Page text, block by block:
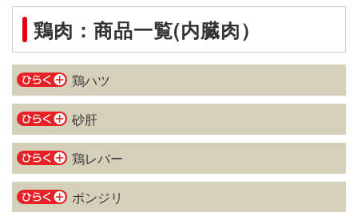
手羽先は、人間でいう、指の部分に該当します。ゼラチン
質と脂肪に富んでいるのが特徴です。
そのため、唐揚げや煮込み、出汁などに適しています。
「てばさき唐揚げ」は名古屋の名物料理の一つになってい
ます。また、中に詰め物をした「てばさき餃子」や「手羽
先めんたい」などもあります。
串焼、網焼きなどで人気
鶏の皮です。脂肪の量が多く、エネルギーはささみの約5
倍です。
黄色の脂肪を除き、さっと茹でて冷水にとり、余分な油や
においを洗い流してから調理します。
唐揚げや網焼き、串焼に最適です。
タンパク質の多いささみ肉
ささみとは、胸肉に近接した部位です。形が似ている「笹
の葉(ささのは）」から名前がつきました。
脂肪は少なく、タンパク質を多く含んでいます。
肉質が柔らかいため、さっとゆでて、酒蒸しやサラダ、あ
え物などに合います。
どんな味にもなじむ鶏胸肉
むね肉とは、胸部の肉のことです。柔らかい肉質で、低脂
肪なのであっさりとした味わいが特徴です。
タンパク質も豊富。どんな味にもなじみやすいので、唐揚
げ、焼き鳥、蒸し物、煮物など、様々な料理に使えます。
鶏肉らしいコクを持つ部位
ももとは、脚の付け根から先の部分です。比較的、脂肪を
多く含んでいます。むね肉に比べると硬いですが、鶏肉ら
唐揚げに適したコクと旨味
鶏肉：商品一覧(内臓肉）
鶏ハツ
砂肝
鶏レバー
ボンジリ